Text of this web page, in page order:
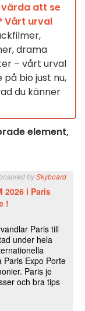
att se
Vårt urval
drama
– vårt urval
bio just nu,
du känner
element,